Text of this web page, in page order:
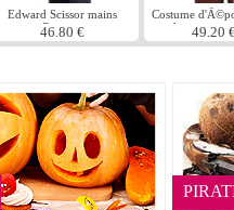
Edward Scissor mains
Costume
46.80 €
Costume
du 49.20